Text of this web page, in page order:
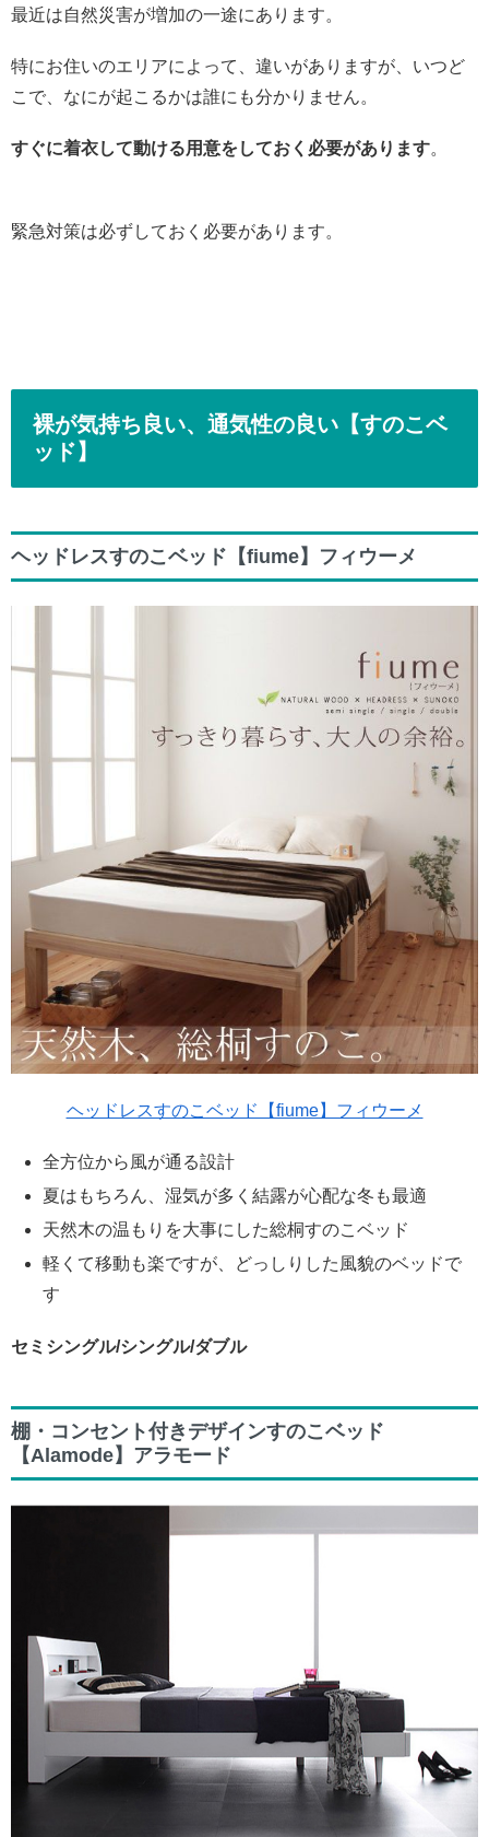
最近は自然災害が増加の一途にあります。
特にお住いのエリアによって、違いがありますが、いつど
こで、なにが起こるかは誰にも分かりません。
すぐに着衣して動ける用意をしておく必要があります。
緊急対策は必ずしておく必要があります。
裸が気持ち良い、通気性の良い【すのこベ
ッド】
ヘッドレスすのこベッド【fiume】フィウーメ
ヘッドレスすのこベッド【fiume】フィウーメ
全方位から風が通る設計
夏はもちろん、湿気が多く結露が心配な冬も最適
天然木の温もりを大事にした総桐すのこベッド
軽くて移動も楽ですが、どっしりした風貌のベッドで
す
セミシングル/シングル/ダブル
棚・コンセント付きデザインすのこベッド
【Alamode】アラモード